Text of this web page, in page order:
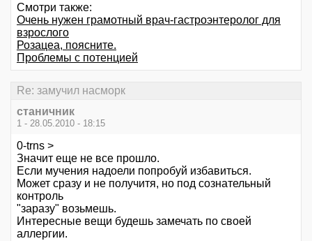
Смотри также:
Очень нужен грамотный врач-гастроэнтеролог для
взрослого
Розацеа, поясните.
Проблемы с потенцией
Re: замучил насморк
станичник
1 - 28.05.2010 - 18:15
0-trns >
Значит еще не все прошло.
Если мучения надоели попробуй избавиться.
Может сразу и не получитя, но под сознательный
контроль
"заразу" возьмешь.
Интересные вещи будешь замечать по своей
аллергии.